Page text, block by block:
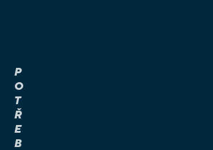
P
O
T
Ř
E
B